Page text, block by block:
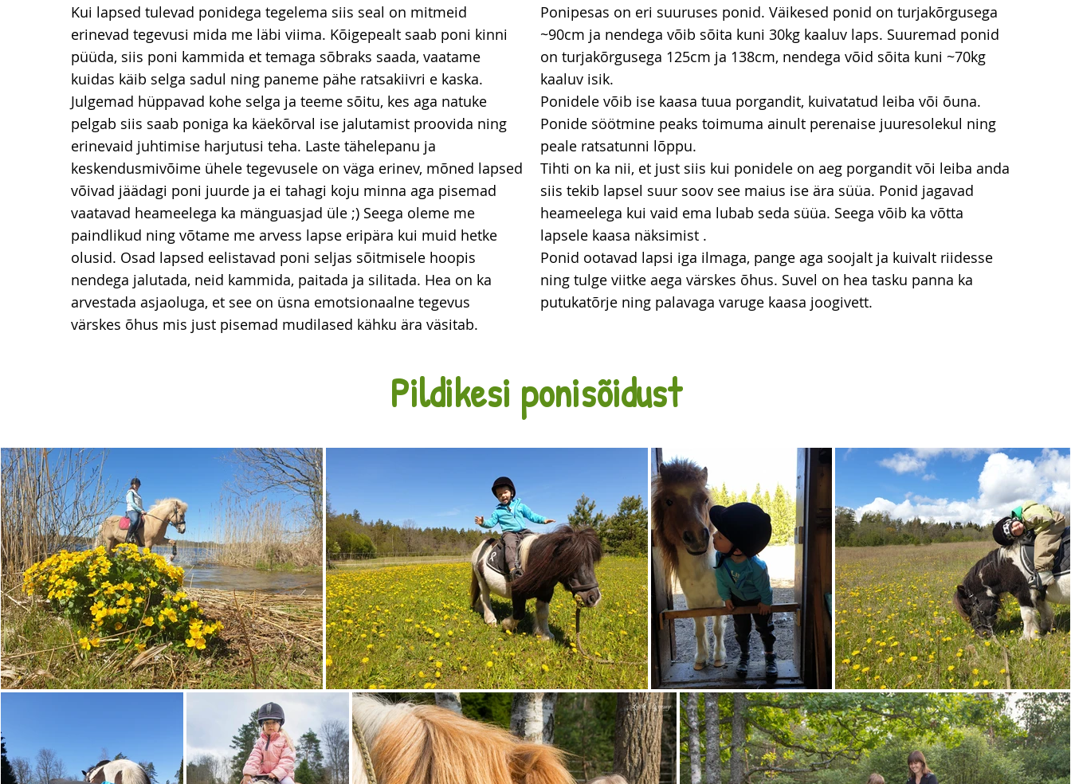
Kui lapsed tulevad ponidega tegelema siis seal on mitmeid
erinevad tegevusi mida me läbi viima. Kõigepealt saab poni kinni
püüda, siis poni kammida et temaga sõbraks saada, vaatame
kuidas käib selga sadul ning paneme pähe ratsakiivri e kaska.
Julgemad hüppavad kohe selga ja teeme sõitu, kes aga natuke
pelgab siis saab poniga ka käekõrval ise jalutamist proovida ning
erinevaid juhtimise harjutusi teha. Laste tähelepanu ja
keskendusmivõime ühele tegevusele on väga erinev, mõned lapsed
võivad jäädagi poni juurde ja ei tahagi koju minna aga pisemad
vaatavad heameelega ka mänguasjad üle ;) Seega oleme me
paindlikud ning võtame me arvess lapse eripära kui muid hetke
olusid. Osad lapsed eelistavad poni seljas sõitmisele hoopis
nendega jalutada, neid kammida, paitada ja silitada. Hea on ka
arvestada asjaoluga, et see on üsna emotsionaalne tegevus
värskes õhus mis just pisemad mudilased kähku ära väsitab.
Ponipesas on eri suuruses ponid. Väikesed ponid on turjakõrgusega
~90cm ja nendega võib sõita kuni 30kg kaaluv laps. Suuremad ponid
on turjakõrgusega 125cm ja 138cm, nendega võid sõita kuni ~70kg
kaaluv isik.
Ponidele võib ise kaasa tuua porgandit, kuivatatud leiba või õuna.
Ponide söötmine peaks toimuma ainult perenaise juuresolekul ning
peale ratsatunni lõppu.
Tihti on ka nii, et just siis kui ponidele on aeg porgandit või leiba anda
siis tekib lapsel suur soov see maius ise ära süüa. Ponid jagavad
heameelega kui vaid ema lubab seda süüa. Seega võib ka võtta
lapsele kaasa näksimist .
Ponid ootavad lapsi iga ilmaga, pange aga soojalt ja kuivalt riidesse
ning tulge viitke aega värskes õhus. Suvel on hea tasku panna ka
putukatõrje ning palavaga varuge kaasa joogivett.
Pildikesi ponisõidust